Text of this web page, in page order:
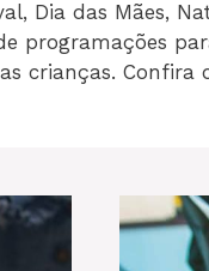
Dia das Mães,
programações
crianças. Confira